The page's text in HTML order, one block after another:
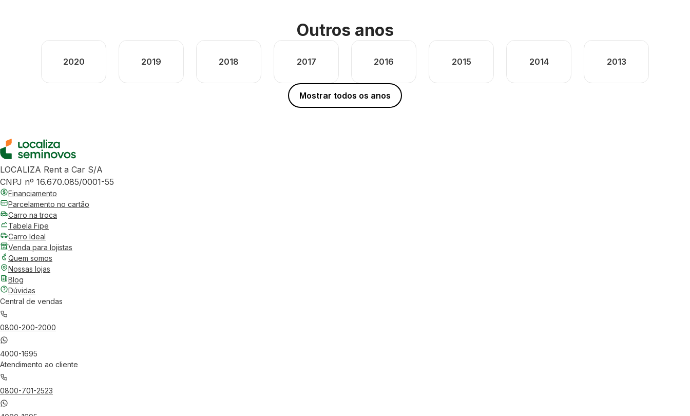
Outros anos
2020 2019 2018 2017 2016 2015 2014 2013
Mostrar todos os anos
LOCALIZA Rent a Car S/A
CNPJ nº 16.670.085/0001-55
Financiamento
Parcelamento no cartão
Carro na troca
Tabela Fipe
Carro Ideal
Venda para lojistas
Quem somos
Nossas lojas
Blog
Dúvidas
Central de vendas
0800-200-2000
4000-1695
Atendimento ao cliente
0800-701-2523